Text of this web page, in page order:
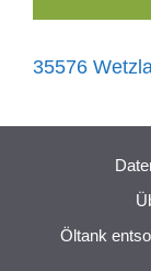
35576
Öltank